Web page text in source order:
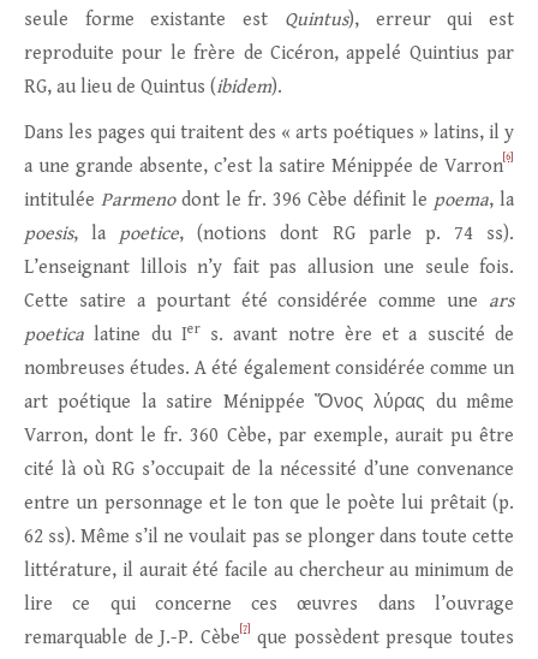
seule forme existante est Quintus), erreur qui est
reproduite pour le frère de Cicéron, appelé Quintius par
RG, au lieu de Quintus (ibidem).
Dans les pages qui traitent des « arts poétiques » latins, il y
a une grande absente, c’est la satire Ménippée de Varron[6]
intitulée Parmeno dont le fr. 396 Cèbe définit le poema, la
poesis, la poetice, (notions dont RG parle p. 74 ss).
L’enseignant lillois n’y fait pas allusion une seule fois.
Cette satire a pourtant été considérée comme une ars
poetica latine du Iers. avant notre ère et a suscité de
nombreuses études. A été également considérée comme un
art poétique la satire Ménippée Ὄνος λύρας du même
Varron, dont le fr. 360 Cèbe, par exemple, aurait pu être
cité là où RG s’occupait de la nécessité d’une convenance
entre un personnage et le ton que le poète lui prêtait (p.
62 ss). Même s’il ne voulait pas se plonger dans toute cette
littérature, il aurait été facile au chercheur au minimum de
lire ce qui concerne ces œuvres dans l’ouvrage
remarquable de J.-P. Cèbe[7] que possèdent presque toutes